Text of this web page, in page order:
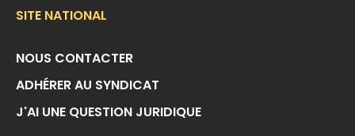
SITE NATIONAL
NOUS CONTACTER
ADHÉRER AU SYNDICAT
J'AI UNE QUESTION JURIDIQUE